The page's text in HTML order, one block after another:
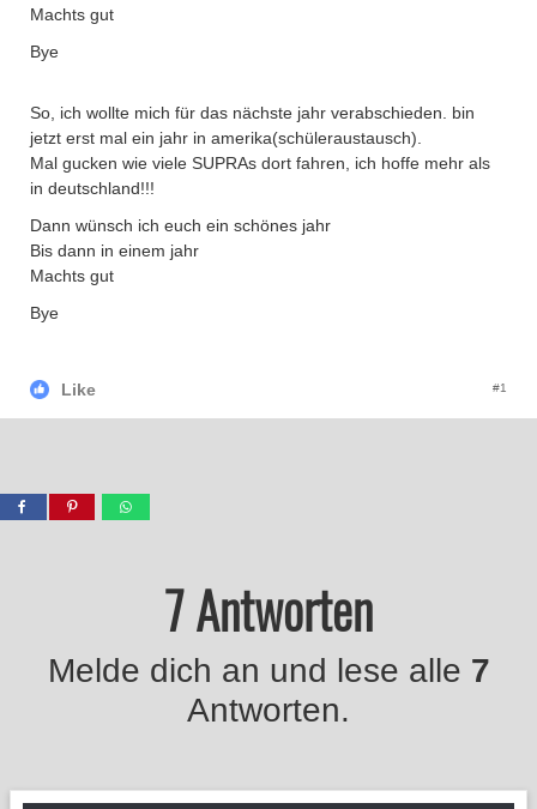
Machts gut
Bye
So, ich wollte mich für das nächste jahr verabschieden. bin
jetzt erst mal ein jahr in amerika(schüleraustausch).
Mal gucken wie viele SUPRAs dort fahren, ich hoffe mehr als
in deutschland!!!
Dann wünsch ich euch ein schönes jahr
Bis dann in einem jahr
Machts gut
Bye
Like #1
7 Antworten
Melde dich an und lese alle 7
Antworten.